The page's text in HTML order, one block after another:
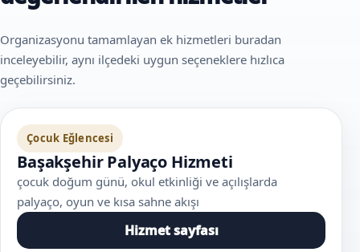
Organizasyonu tamamlayan ek hizmetleri buradan
inceleyebilir, aynı ilçedeki uygun seçeneklere hızlıca
geçebilirsiniz.
Çocuk Eğlencesi
Başakşehir Palyaço Hizmeti
çocuk doğum günü, okul etkinliği ve açılışlarda
palyaço, oyun ve kısa sahne akışı
Hizmet sayfası